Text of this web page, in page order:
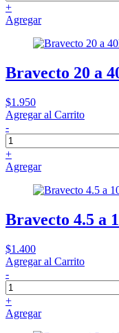
+
Agregar
Bravecto 20 a
$1.950
Agregar al Carrito
-
+
Agregar
Bravecto 4.5 a
$1.400
Agregar al Carrito
-
+
Agregar